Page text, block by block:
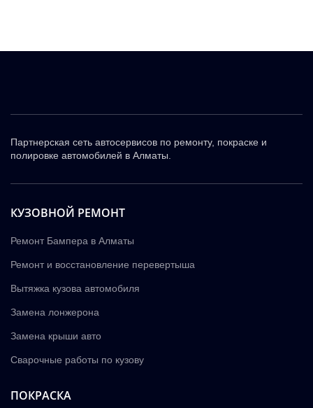
Партнерская сеть автосервисов по ремонту, покраске и
полировке автомобилей в Алматы.
КУЗОВНОЙ РЕМОНТ
Ремонт Бампера в Алматы
Ремонт и восстановление перевертыша
Вытяжка кузова автомобиля
Замена лонжерона
Замена крыши авто
Сварочные работы по кузову
ПОКРАСКА